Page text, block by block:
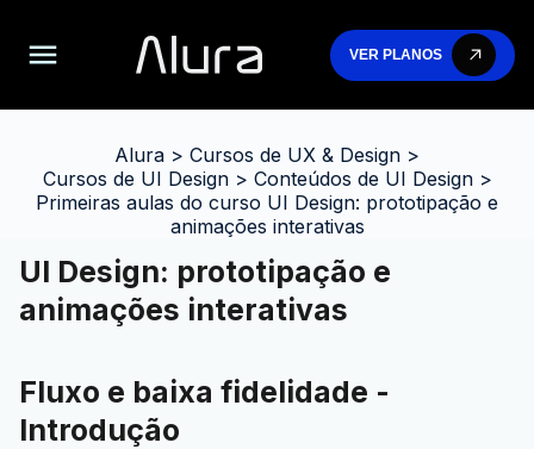
VER PLANOS
Alura > Cursos de UX & Design >
Cursos de UI Design> Conteúdos de UI Design>
Primeiras aulas do curso UI Design: prototipação e
animações interativas
UI Design: prototipação e
animações interativas
Fluxo e baixa fidelidade -
Introdução